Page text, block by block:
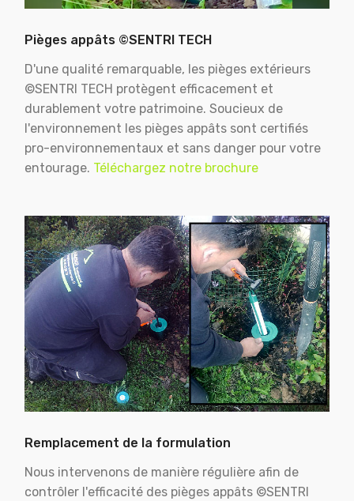
Pièges appâts ©SENTRI TECH
D'une qualité remarquable, les pièges extérieurs
©SENTRI TECH protègent efficacement et
durablement votre patrimoine. Soucieux de
l'environnement les pièges appâts sont certifiés
pro-environnementaux et sans danger pour votre
entourage. Téléchargez notre brochure
Remplacement de la formulation
Nous intervenons de manière régulière afin de
contrôler l'efficacité des pièges appâts ©SENTRI